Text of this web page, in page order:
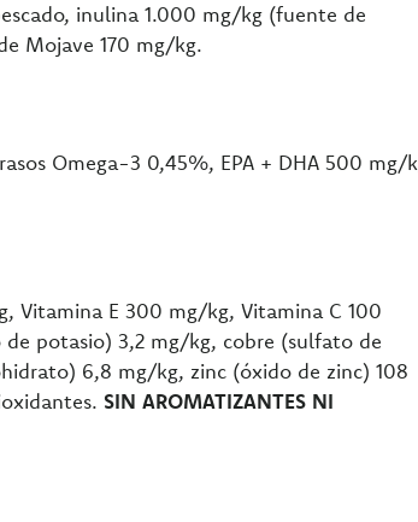
inulina 1.000 mg/kg (fuente de
Mojave 170 mg/kg.
Omega-3 0,45%, EPA + DHA 500 mg/
Vitamina E 300 mg/kg, Vitamina C 100
potasio) 3,2 mg/kg, cobre (sulfato de
6,8 mg/kg, zinc (óxido de zinc) 108
SIN AROMATIZANTES NI